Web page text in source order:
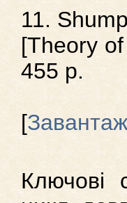
11.
[Theory
455 p.
[
Ключові